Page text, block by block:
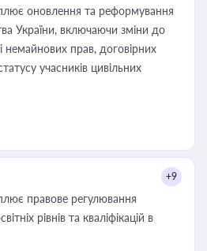
оновлення та реформування
України, включаючи зміни до
немайнових прав, договірних
учасників цивільних
+9
правове регулювання
рівнів та кваліфікацій в